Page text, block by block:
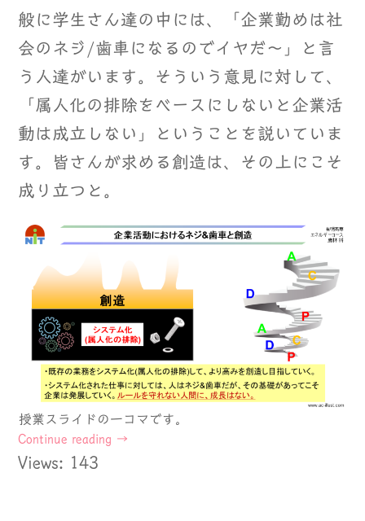
般に学生さん達の中には、「企業勤めは社
会のネジ/歯車になるのでイヤだ～」と言
う人達がいます。そういう意見に対して、
「属人化の排除をベースにしないと企業活
動は成立しない」ということを説いていま
す。皆さんが求める創造は、その上にこそ
成り立つと。
授業スライドの一コマです。
Continue reading →
Views: 143